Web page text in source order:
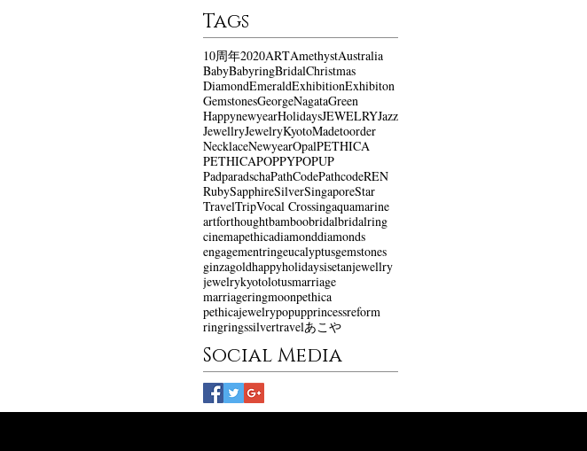
Tags
10周年2020ARTAmethystAustralia
BabyBabyringBridalChristmas
DiamondEmeraldExhibitionExhibiton
GemstonesGeorgeNagataGreen
HappynewyearHolidaysJEWELRYJazz
JewellryJewelryKyotoMadetoorder
NecklaceNewyearOpalPETHICA
PETHICAPOPPYPOPUP
PadparadschaPathCodePathcodeREN
RubySapphireSilverSingaporeStar
TravelTripVocal Crossingaquamarine
artforthoughtbamboobridalbridalring
cinemapethicadiamonddiamonds
engagementringeucalyptusgemstones
ginzagoldhappyholidaysisetanjewellry
jewelrykyotolotusmarriage
marriageringmoonpethica
pethicajewelrypopupprincessreform
ringringssilvertravelあこや
Social Media